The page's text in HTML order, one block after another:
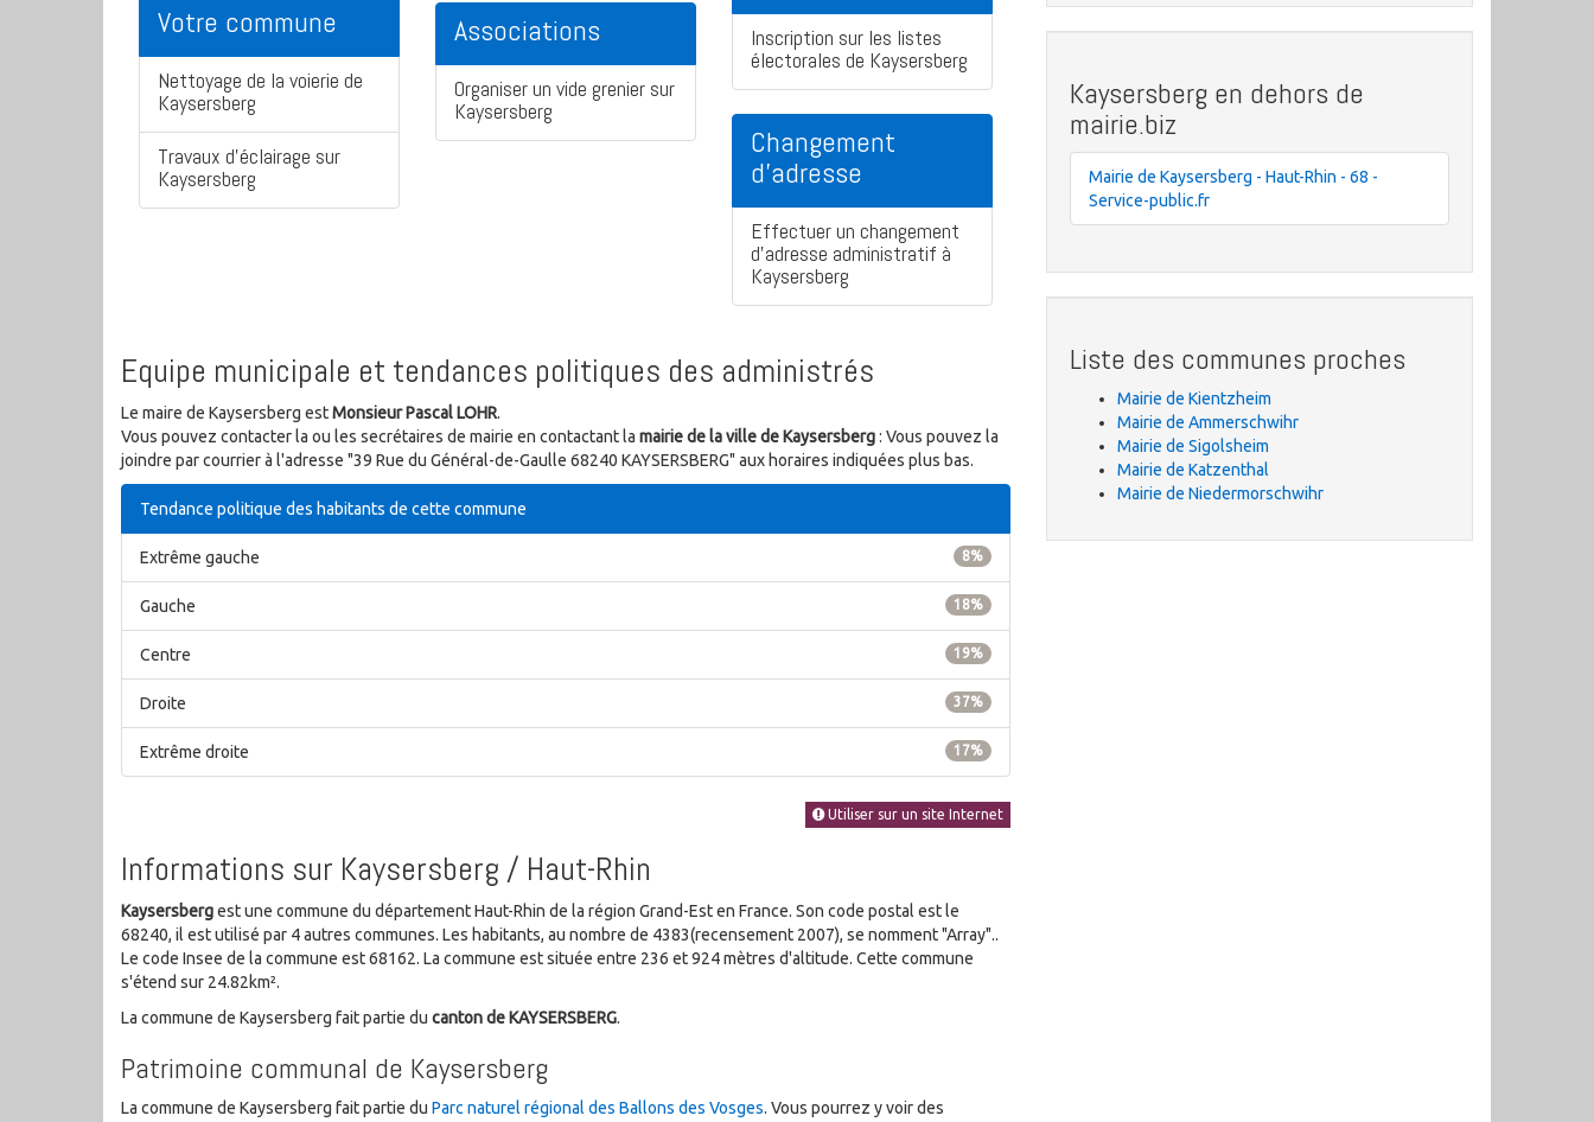
Votre commune
Nettoyage de la voierie de
Kaysersberg
Travaux d'éclairage sur
Kaysersberg
Associations
Organiser un vide grenier sur
Kaysersberg
Inscription sur les listes
électorales de Kaysersberg
Changement
d'adresse
Effectuer un changement
d'adresse administratif à
Kaysersberg
Equipe municipale et tendances politiques des administrés
Le maire de Kaysersberg estMonsieur Pascal LOHR.
Vous pouvez contacter la ou les secrétaires de mairie en contactant la mairie de la ville de Kaysersberg: Vous pouvez la
joindre par courrier à l'adresse "39 Rue du Général-de-Gaulle 68240 KAYSERSBERG" aux horaires indiquées plus bas.
Tendance politique des habitants de cette commune
8%
Extrême gauche
18%
Gauche
19%
Centre
37%
Droite
17%
Extrême droite
Utiliser sur un site Internet
Informations sur Kaysersberg / Haut-Rhin
Kaysersbergest une commune du département Haut-Rhin de la région Grand-Est en France. Son code postal est le
68240, il est utilisé par 4 autres communes. Les habitants, au nombre de 4383(recensement 2007), se nomment "Array"..
Le code Insee de la commune est 68162. La commune est située entre 236 et 924 mètres d'altitude. Cette commune
s'étend sur 24.82km².
La commune de Kaysersberg fait partie du canton de KAYSERSBERG.
Patrimoine communal de Kaysersberg
La commune de Kaysersberg fait partie du Parc naturel régional des Ballons des Vosges. Vous pourrez y voir des
Kaysersberg en dehors de
mairie.biz
Mairie de Kaysersberg - Haut-Rhin - 68 -
Service-public.fr
Liste des communes proches
Mairie de Kientzheim
Mairie de Ammerschwihr
Mairie de Sigolsheim
Mairie de Katzenthal
Mairie de Niedermorschwihr